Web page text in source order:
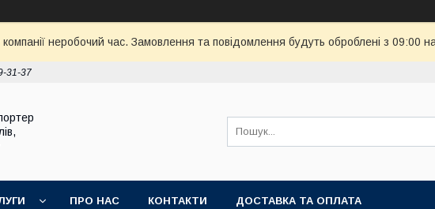
компанії неробочий час. Замовлення та повідомлення будуть оброблені з 09:00
31-37
ПРО НАС КОНТАКТИ ДОСТАВКА ТА ОПЛАТА